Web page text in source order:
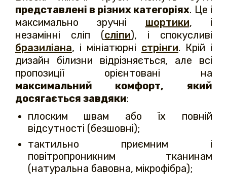
представлені в різних категоріях. Це і
максимально зручні шортики, і
незамінні сліп (сліпи), і спокусливі
бразиліана, і мініатюрні стрінги. Крій і
дизайн білизни відрізняється, але всі
пропозиції орієнтовані на
максимальний комфорт, який
досягається завдяки:
плоским швам або їх повній
відсутності (безшовні);
тактильно приємним і
повітропроникним тканинам
(натуральна бавовна, мікрофібра);